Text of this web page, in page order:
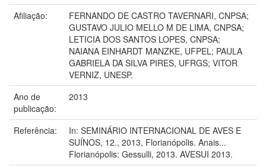
Afiliação:
FERNANDO DE CASTRO TAVERNARI, CNPSA;
GUSTAVO JULIO MELLO M DE LIMA, CNPSA;
LETICIA DOS SANTOS LOPES, CNPSA;
NAIANA EINHARDT MANZKE, UFPEL; PAULA
GABRIELA DA SILVA PIRES, UFRGS; VITOR
VERNIZ, UNESP.
Ano de
publicação:
2013
Referência:
In: SEMINÁRIO INTERNACIONAL DE AVES E
SUÍNOS, 12., 2013, Florianópolis. Anais...
Florianópolis: Gessulli, 2013. AVESUI 2013.